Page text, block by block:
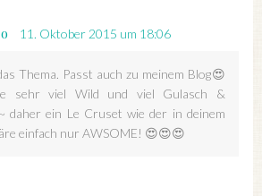
11. Oktober 2015 um 18:06
Thema. Passt auch zu meinem Blog😍
sehr viel Wild und viel Gulasch &
daher ein Le Cruset wie der in deinem
einfach nur AWSOME! 😍😍😍